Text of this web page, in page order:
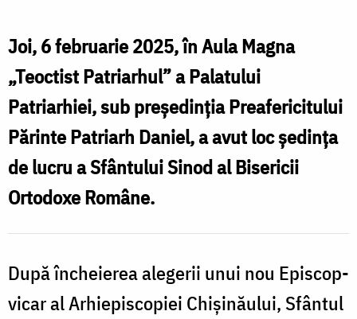
Sfântului
Sinod
al
Bisericii
Ortodoxe
/
Foto:
Ziarul
Lumina
Joi, 6 februarie 2025, în Aula Magna
„Teoctist Patriarhul” a Palatului
Patriarhiei, sub președinția Preafericitului
Părinte Patriarh Daniel, a avut loc ședința
de lucru a Sfântului Sinod al Bisericii
Ortodoxe Române.
După încheierea alegerii unui nou Episcop-
vicar al Arhiepiscopiei Chișinăului, Sfântul